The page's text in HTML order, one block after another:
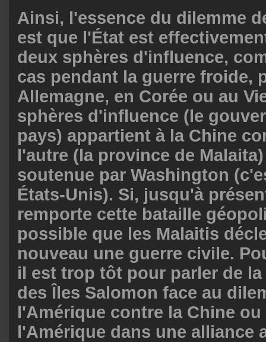
Ainsi, l'essence du dilemme
est que l'État est
deux sphères d'influence,
cas pendant la guerre froide,
Allemagne, en Corée ou au
sphères d'influence (le
pays) appartient à la Chine
l'autre (la province de
soutenue par Washington
États-Unis). Si, jusqu'à
remporte cette bataille
possible que les Malaitis
nouveau une guerre civile.
il est trop tôt pour parler de
des Îles Salomon face au
l'Amérique contre la Chine ou
l'Amérique dans une alliance